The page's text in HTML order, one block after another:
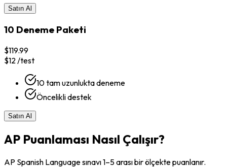
Satın Al
10 Deneme Paketi
$119.99
$12 /test
10 tam uzunlukta deneme
Öncelikli destek
Satın Al
AP Puanlaması Nasıl Çalışır?
AP Spanish Language sınavı 1–5 arası bir ölçekte puanlanır.